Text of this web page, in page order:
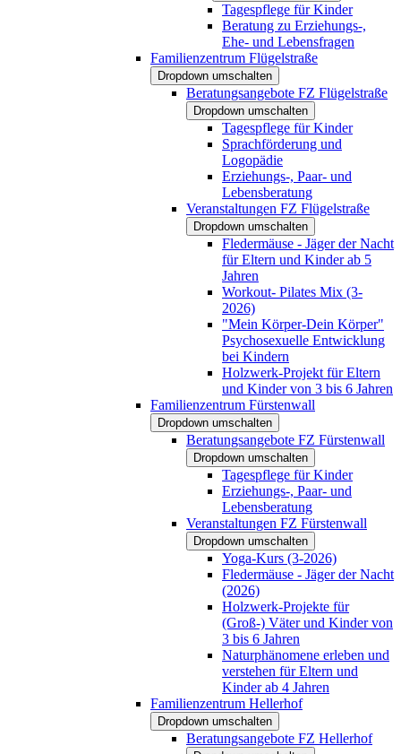
Tagespflege für Kinder
Beratung zu Erziehungs-,
Ehe- und Lebensfragen
Familienzentrum Flügelstraße
Dropdown umschalten
Beratungsangebote FZ Flügelstraße
Dropdown umschalten
Tagespflege für Kinder
Sprachförderung und
Logopädie
Erziehungs-, Paar- und
Lebensberatung
Veranstaltungen FZ Flügelstraße
Dropdown umschalten
Fledermäuse - Jäger der Nacht
für Eltern und Kinder ab 5
Jahren
Workout- Pilates Mix (3-
2026)
"Mein Körper-Dein Körper"
Psychosexuelle Entwicklung
bei Kindern
Holzwerk-Projekt für Eltern
und Kinder von 3 bis 6 Jahren
Familienzentrum Fürstenwall
Dropdown umschalten
Beratungsangebote FZ Fürstenwall
Dropdown umschalten
Tagespflege für Kinder
Erziehungs-, Paar- und
Lebensberatung
Veranstaltungen FZ Fürstenwall
Dropdown umschalten
Yoga-Kurs (3-2026)
Fledermäuse - Jäger der Nacht
(2026)
Holzwerk-Projekte für
(Groß-) Väter und Kinder von
3 bis 6 Jahren
Naturphänomene erleben und
verstehen für Eltern und
Kinder ab 4 Jahren
Familienzentrum Hellerhof
Dropdown umschalten
Beratungsangebote FZ Hellerhof